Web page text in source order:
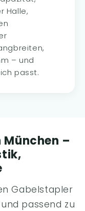
Halle,
– und
passt.
–
Gabelstapler
passend zu